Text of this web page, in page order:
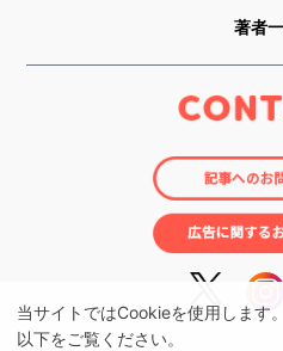
当サイトではCookieを使用します
以下をご覧ください。
著者